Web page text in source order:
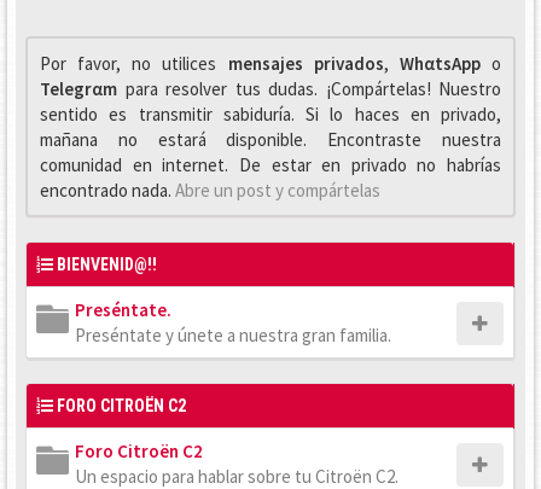
Por favor, no utilices mensajes privados, WhαtsAppo
Telegrαm para resolver tus dudas. ¡Compártelas! Nuestro
sentido es transmitir sabiduría. Si lo haces en privado,
mañana no estará disponible. Encontraste nuestra
comunidad en internet. De estar en privado no habrías
encontrado nada. Abre un post y compártelas
BIENVENID@!!
Preséntate.
Preséntate y únete a nuestra gran familia.
FORO CITROËN C2
Foro Citroën C2
Un espacio para hablar sobre tu Citroën C2.